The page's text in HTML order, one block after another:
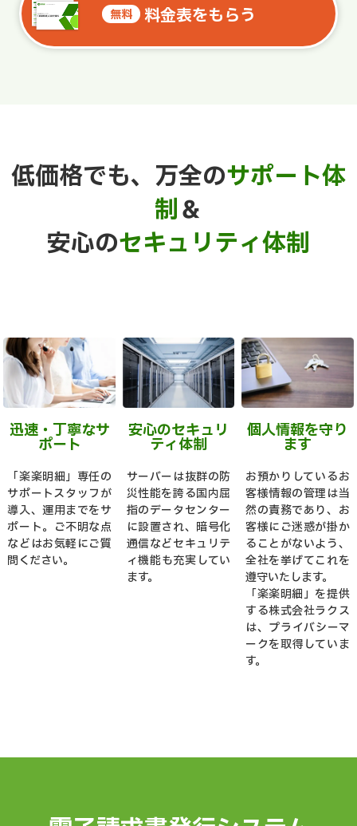
無料 料金表をもらう
低価格でも、万全のサポート体
制＆
安心のセキュリティ体制
迅速・丁寧なサ
ポート
「楽楽明細」専任の
サポートスタッフが
導入、運用までをサ
ポート。ご不明な点
などはお気軽にご質
問ください。
安心のセキュリ
ティ体制
サーバーは抜群の防
災性能を誇る国内屈
指のデータセンター
に設置され、暗号化
通信などセキュリテ
ィ機能も充実してい
ます。
個人情報を守り
ます
お預かりしているお
客様情報の管理は当
然の責務であり、お
客様にご迷惑が掛か
ることがないよう、
全社を挙げてこれを
遵守いたします。
「楽楽明細」を提供
する株式会社ラクス
は、プライバシーマ
ークを取得していま
す。